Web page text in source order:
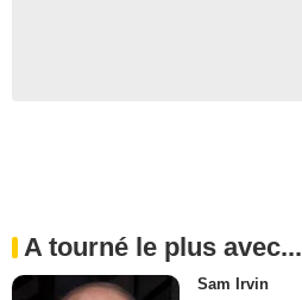
A tourné le plus avec...
Sam Irvin